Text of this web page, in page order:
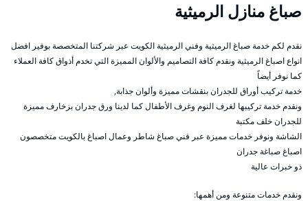
صباغ منازل الرميثية
نقدم لكم خدمة صباغ الرميثية وفني الرميثية الكويت عبر شركتنا المتخصصة بوفير افضل
انواع اصباغ الرميثية ونقدم كافة التصاميم والألوان المميزة التي تخدم أذواق كافة العملاء
كما نوفر أيضاً
خدمة تركيب أوراق للجدران بنقشات مميزة وألوان جذابة,
ونقدم خدمة تركيبها لغرف النوم وغرف الأطفال كما لدينا ورق جدران بزخارف مميزة
للجدران خلف مكتبة
الشاشة ونوفر خدمات مميزة عبر فني صباغ شاطر وعمال اصباغ بالكويت متخصصون
اصباغ صباغة جدران
ذو خبرات عالية
ونقدم خدمات متنوعة ومن أهمها: